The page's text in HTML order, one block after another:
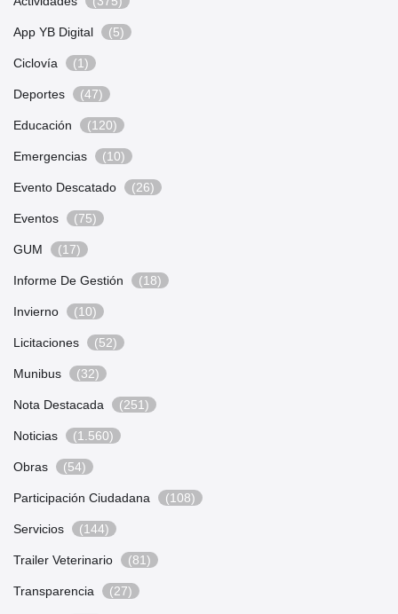
App YB Digital (5)
Ciclovía (1)
Deportes (47)
Educación (120)
Emergencias (10)
Evento Descatado (26)
Eventos (75)
GUM (17)
Informe De Gestión (18)
Invierno (10)
Licitaciones (52)
Munibus (32)
Nota Destacada (251)
Noticias (1.560)
Obras (54)
Participación Ciudadana (108)
Servicios (144)
Trailer Veterinario (81)
Transparencia (27)